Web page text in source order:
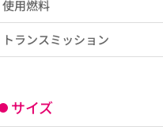
使用燃料
トランスミッション
サイズ